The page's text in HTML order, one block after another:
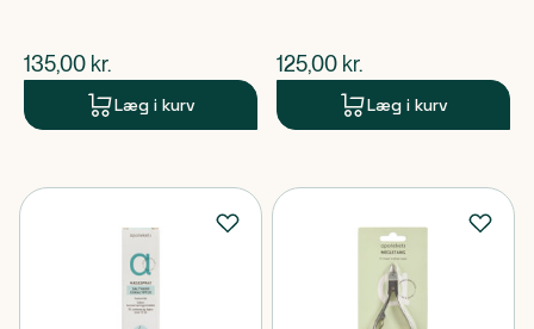
$nuværende pris
135,00 kr.
Læg i kurv
$nuværende pris
125,00 kr.
Læg i kurv